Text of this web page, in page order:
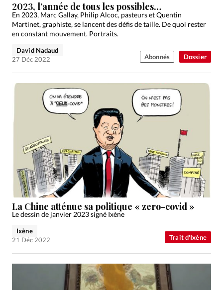
Devise:CHF
RUBRIQUES
Actualité internationale
Chronique
Culture
Dossier
Eglises Foi Génération réveil
Monde
Opinions
Publireportage
Relations Aujourd'hui
Tour du monde des Eglises
Trait d'Ixène
Vie Intérieure
Dossier
2023, l’année de tous les possibles…
En 2023, Marc Gallay, Philip Alcoc, pasteurs et Quentin
Martinet, graphiste, se lancent des défis de taille. De quoi rester
en constant mouvement. Portraits.
David Nadaud
27 Déc 2022
Abonnés
Trait d'Ixène
La Chine atténue sa politique « zero-covid »
Le dessin de janvier 2023 signé Ixène
Ixène
21 Déc 2022